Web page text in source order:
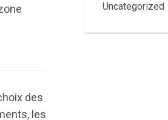
des
les
Uncategorized